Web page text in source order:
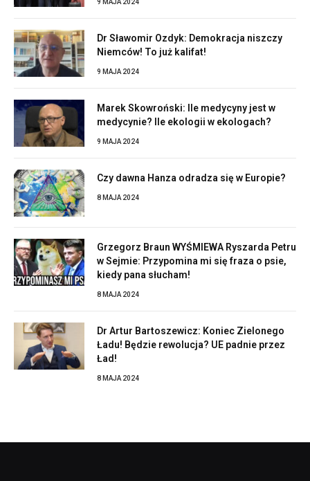
9 MAJA 2024
Dr Sławomir Ozdyk: Demokracja niszczy
Niemców! To już kalifat!
9 MAJA 2024
Marek Skowroński: Ile medycyny jest w
medycynie? Ile ekologii w ekologach?
9 MAJA 2024
Czy dawna Hanza odradza się w Europie?
8 MAJA 2024
Grzegorz Braun WYŚMIEWA Ryszarda Petru
w Sejmie: Przypomina mi się fraza o psie,
kiedy pana słucham!
8 MAJA 2024
Dr Artur Bartoszewicz: Koniec Zielonego
Ładu! Będzie rewolucja? UE padnie przez
Ład!
8 MAJA 2024